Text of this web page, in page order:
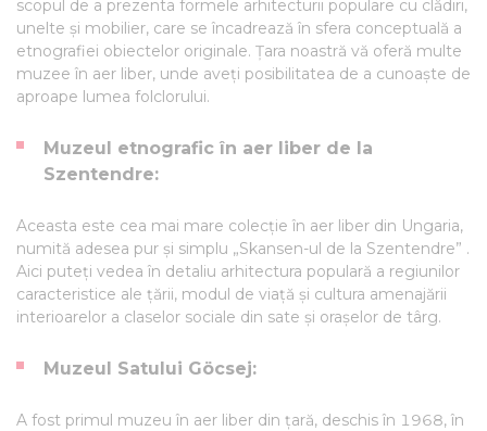
scopul de a prezenta formele arhitecturii populare cu clădiri,
unelte și mobilier, care se încadrează în sfera conceptuală a
etnografiei obiectelor originale. Țara noastră vă oferă multe
muzee în aer liber, unde aveți posibilitatea de a cunoaște de
aproape lumea folclorului.
Muzeul etnografic în aer liber de la
Szentendre:
Aceasta este cea mai mare colecție în aer liber din Ungaria,
numită adesea pur și simplu „Skansen-ul de la Szentendre” .
Aici puteți vedea în detaliu arhitectura populară a regiunilor
caracteristice ale țării, modul de viață și cultura amenajării
interioarelor a claselor sociale din sate și orașelor de târg.
Muzeul Satului Göcsej:
A fost primul muzeu în aer liber din țară, deschis în 1968, în